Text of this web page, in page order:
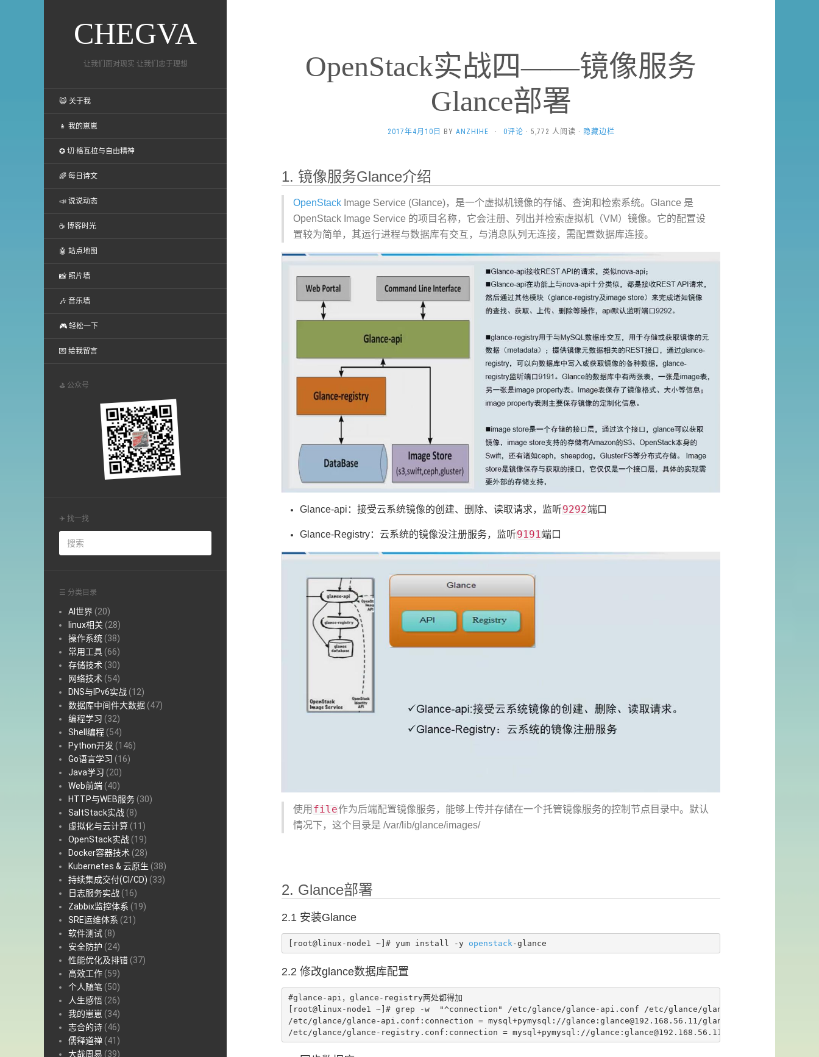
CHEGVA
让我们面对现实 让我们忠于理想
😺 关于我
👧 我的崽崽
✪ 切·格瓦拉与自由精神
🌈 每日诗文
📣 说说动态
☕ 博客时光
🤖 站点地图
📸 照片墙
🎶 音乐墙
🎮 轻松一下
💌 给我留言
⛳ 公众号
✈ 找一找
☰ 分类目录
AI世界 (20)
linux相关 (28)
操作系统 (38)
常用工具 (66)
存储技术 (30)
网络技术 (54)
DNS与IPv6实战 (12)
数据库中间件大数据 (47)
编程学习 (32)
Shell编程 (54)
Python开发 (146)
Go语言学习 (16)
Java学习 (20)
Web前端 (40)
HTTP与WEB服务 (30)
SaltStack实战 (8)
虚拟化与云计算 (11)
OpenStack实战 (19)
Docker容器技术 (28)
Kubernetes & 云原生 (38)
持续集成交付(CI/CD) (33)
日志服务实战 (16)
Zabbix监控体系 (19)
SRE运维体系 (21)
软件测试 (8)
安全防护 (24)
性能优化及排错 (37)
高效工作 (59)
个人随笔 (50)
人生感悟 (26)
我的崽崽 (34)
志合的诗 (46)
儒释道禅 (41)
大哉周易 (39)
OpenStack实战四——镜像服务
Glance部署
2017年4月10日 BY ANZHIHE · 0评论 · 5,772 人阅读 · 隐藏边栏
1. 镜像服务Glance介绍
OpenStack Image Service (Glance)，是一个虚拟机镜像的存储、查询和检索系统。Glance 是
OpenStack Image Service 的项目名称，它会注册、列出并检索虚拟机（VM）镜像。它的配置设
置较为简单，其运行进程与数据库有交互，与消息队列无连接，需配置数据库连接。
Glance-api：接受云系统镜像的创建、删除、读取请求，监听9292端口
Glance-Registry：云系统的镜像没注册服务，监听9191端口
使用 file作为后端配置镜像服务，能够上传并存储在一个托管镜像服务的控制节点目录中。默认
情况下，这个目录是 /var/lib/glance/images/
2. Glance部署
2.1 安装Glance
[root@linux-node1 ~]# yum install -y openstack -glance
2.2 修改glance数据库配置
#glance-api，glance-registry两处都得加
[root@linux-node1 ~]# grep -w  "^connection" /etc/glance/glance-api.conf /etc/glance/glance-registry.conf
/etc/glance/glance-api.conf:connection = mysql+pymysql://glance:glance@192.168.56.11/glance
/etc/glance/glance-registry.conf:connection = mysql+pymysql://glance:glance@192.168.56.11/glance